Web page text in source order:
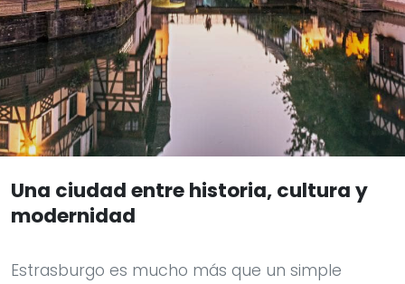
Una ciudad entre historia, cultura y
modernidad
Estrasburgo es mucho más que un simple